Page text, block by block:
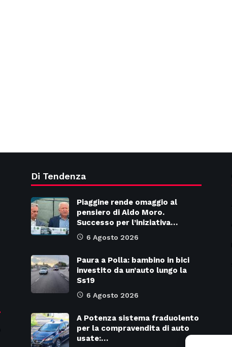
Di Tendenza
Piaggine rende omaggio al
pensiero di Aldo Moro.
Successo per l’iniziativa…
6 Agosto 2026
Paura a Polla: bambino in bici
investito da un’auto lungo la
Ss19
6 Agosto 2026
A Potenza sistema fraduolento
per la compravendita di auto
usate:…